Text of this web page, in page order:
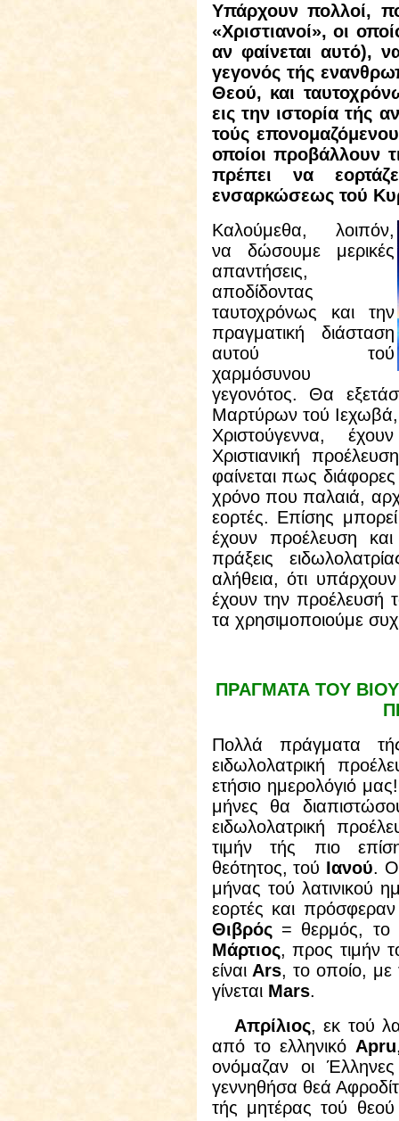
Υπάρχουν πολλοί,
«Χριστιανοί», οι
αν φαίνεται αυτό),
γεγονός τής
Θεού, και
εις την ιστορία τής
τούς
οποίοι προβάλλουν
πρέπει να
ενσαρκώσεως τού
Καλούμεθα, λοιπόν,
να δώσουμε μερικές
απαντήσεις,
αποδίδοντας
ταυτοχρόνως και την
πραγματική διάσταση
αυτού τού
χαρμόσυνου
γεγονότος. Θα
Μαρτύρων τού Ιεχωβά,
Χριστούγεννα,
Χριστιανική
φαίνεται πως
χρόνο που παλαιά,
εορτές. Επίσης
έχουν προέλευση
πράξεις
αλήθεια, ότι
έχουν την προέλευσή
τα χρησιμοποιούμε
ΠΡΑΓΜΑΤΑ ΤΟΥ
Πολλά πράγματα
ειδωλολατρική
ετήσιο ημερολόγιό
μήνες θα
ειδωλολατρική
τιμήν τής πιο
θεότητος, τού Ιανού.
μήνας τού λατινικού
εορτές και
Θιβρός= θερμός, το
Μάρτιος, προς τιμήν
είναι Αrs, το οποίο,
γίνεται Mars.
Απρίλιος, εκ τού
από το ελληνικό Apru
ονόμαζαν οι
γεννηθήσα θεά
τής μητέρας τού